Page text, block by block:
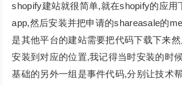
shopify建站就很简单,就在shopify的应用
app,然后安装并把申请的shareasale的
是其他平台的建站需要把代码下载下来
安装到对应的位置,我记得当时安装的时
基础的另外一组是事件代码,分别让技术